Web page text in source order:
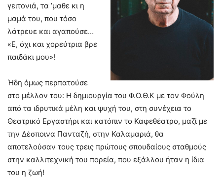
γειτονιά, τα ’μαθε κι η
μαμά του, που τόσο
λάτρευε και αγαπούσε…
«Ε, όχι και χορεύτρια βρε
παιδάκι μου»!
Ήδη όμως περπατούσε
στο μέλλον του: Η δημιουργία του Φ.Ο.Θ.Κ με τον Φούλη
από τα ιδρυτικά μέλη και ψυχή του, στη συνέχεια το
Θεατρικό Εργαστήρι και κατόπιν το Καφεθέατρο, μαζί με
την Δέσποινα Πανταζή, στην Καλαμαριά, θα
αποτελούσαν τους τρεις πρώτους σπουδαίους σταθμούς
στην καλλιτεχνική του πορεία, που εξάλλου ήταν η ίδια
του η ζωή!